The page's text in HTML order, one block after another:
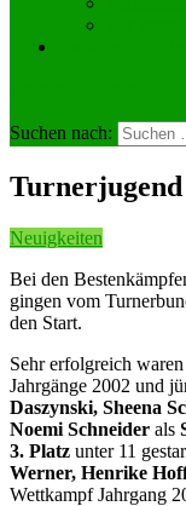
Suchen nach:
Neuigkeiten
Bei den
gingen vom
den Start.
Sehr erfolgreich
Jahrgänge 2002 und
Daszynski, Sheena
Noemi Schneider als
3. Platz unter 11
Werner, Henrike
Wettkampf Jahrgang